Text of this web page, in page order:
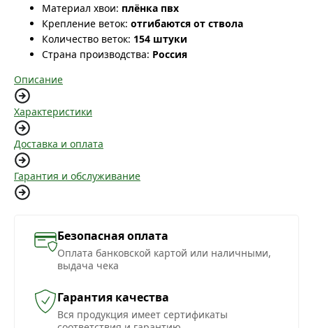
Материал хвои: плёнка пвх
Крепление веток: отгибаются от ствола
Количество веток: 154 штуки
Страна производства: Россия
Описание
Характеристики
Доставка и оплата
Гарантия и обслуживание
Безопасная оплата
Оплата банковской картой или наличными,
выдача чека
Гарантия качества
Вся продукция имеет сертификаты